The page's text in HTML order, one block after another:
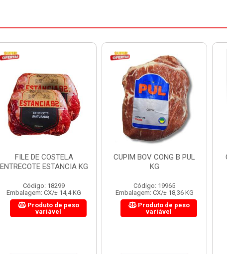
CUPIM BOV CONG B PUL
KG
Código: 19965
Embalagem: CX/± 18,36 KG
Produto de peso
variável
CARNE MOIDA FORTBOI
CX 10KG
Código: 200
Embalagem: KG/10